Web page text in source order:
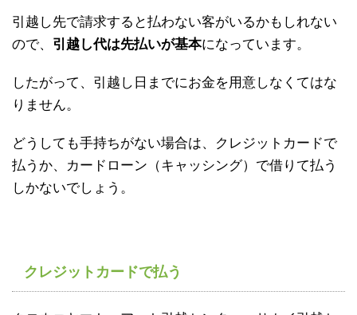
引越し先で請求すると払わない客がいるかもしれない
ので、 引越し代は先払いが基本になっています。
したがって、引越し日までにお金を用意しなくてはな
りません。
どうしても手持ちがない場合は、クレジットカードで
払うか、カードローン（キャッシング）で借りて払う
しかないでしょう。
クレジットカードで払う